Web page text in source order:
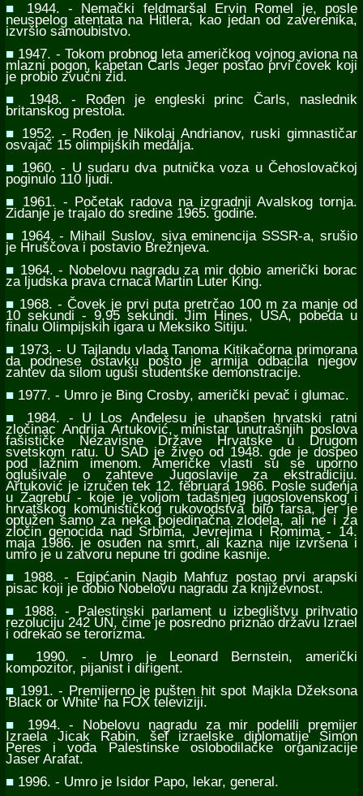
■
1944. - Nemački feldmaršal Ervin Romel je, posle
neuspelog atentata na Hitlera, kao jedan od zaverenika,
izvršio samoubistvo.
■ 1947. - Tokom probnog leta američkog vojnog aviona na
mlazni pogon, kapetan Čarls Jeger postao prvi čovek koji
je probio zvučni zid.
■ 1948. - Rođen je engleski princ Čarls, naslednik
britanskog prestola.
■
1952. - Rođen je Nikolaj Andrianov, ruski gimnastičar
osvajač 15 olimpijskih medalja.
■ 1960. - U sudaru dva putnička voza u Čehoslovačkoj
poginulo 110 ljudi.
■
1961. - Početak radova na izgradnji Avalskog tornja.
Zidanje je trajalo do sredine 1965. godine.
■ 1964. - Mihail Suslov, siva eminencija SSSR-a, srušio
je Hruščova i postavio Brežnjeva.
■ 1964. - Nobelovu nagradu za mir dobio američki borac
za ljudska prava crnaca Martin Luter King.
■ 1968. - Čovek je prvi puta pretrčao 100 m za manje od
10 sekundi - 9,95 sekundi. Jim Hines, USA, pobeda u
finalu Olimpijskih igara u Meksiko Sitiju.
■ 1973. - U Tajlandu vlada Tanoma Kitikačorna primorana
da podnese ostavku pošto je armija odbacila njegov
zahtev da silom uguši studentske demonstracije.
■ 1977. - Umro je Bing Crosby, američki pevač i glumac.
■ 1984. - U Los Anđelesu je uhapšen hrvatski ratni
zločinac Andrija Artuković, ministar unutrašnjih poslova
fašističke Nezavisne Države Hrvatske u Drugom
svetskom ratu. U SAD je živeo od 1948. gde je dospeo
pod lažnim imenom. Američke vlasti su se uporno
oglušivale o zahteve Jugoslavije za ekstradiciju.
Artuković je izručen tek 12. februara 1986. Posle suđenja
u Zagrebu - koje je voljom tadašnjeg jugoslovenskog i
hrvatskog komunističkog rukovodstva bilo farsa, jer je
optužen samo za neka pojedinačna zlodela, ali ne i za
zločin genocida nad Srbima, Jevrejima i Romima - 14.
maja 1986. je osuđen na smrt, ali kazna nije izvršena i
umro je u zatvoru nepune tri godine kasnije.
■
1988. - Egipćanin Nagib Mahfuz postao prvi arapski
pisac koji je dobio Nobelovu nagradu za književnost.
■ 1988. - Palestinski parlament u izbeglištvu prihvatio
rezoluciju 242 UN, čime je posredno priznao državu Izrael
i odrekao se terorizma.
■
1990. - Umro je Leonard Bernstein, američki
kompozitor, pijanist i dirigent.
■ 1991. - Premijerno je pušten hit spot Majkla Džeksona
'Black or White' na FOX televiziji.
■
1994. - Nobelovu nagradu za mir podelili premijer
Izraela Jicak Rabin, šef izraelske diplomatije Šimon
Peres i vođa Palestinske oslobodilačke organizacije
Jaser Arafat.
■ 1996. - Umro je Isidor Papo, lekar, general.